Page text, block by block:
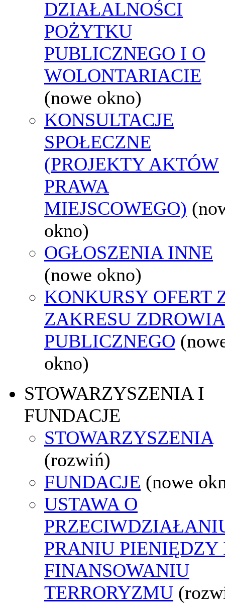
DZIAŁALNOŚCI
POŻYTKU
PUBLICZNEGO I O
WOLONTARIACIE
(nowe okno)
KONSULTACJE
SPOŁECZNE
(PROJEKTY AKTÓW
PRAWA
MIEJSCOWEGO)
okno)
OGŁOSZENIA INNE
(nowe okno)
KONKURSY OFERT
ZAKRESU ZDROWIA
PUBLICZNEGO
okno)
STOWARZYSZENIA I
FUNDACJE
STOWARZYSZENIA
(rozwiń)
FUNDACJE (nowe
USTAWA O
PRANIU PIENIĘDZY
FINANSOWANIU
TERRORYZMU